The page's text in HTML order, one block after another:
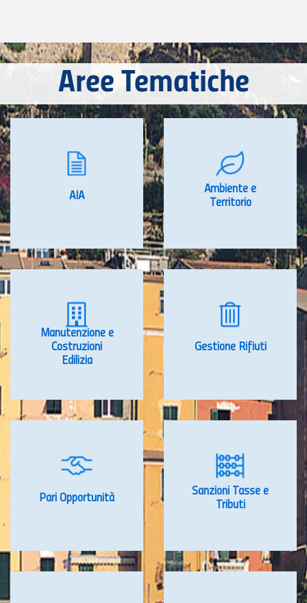
Aree Tematiche
AIA
Ambiente e
Territorio
Manutenzione e
Costruzioni
Edilizia
Gestione Rifiuti
Pari Opportunità
Sanzioni Tasse e
Tributi